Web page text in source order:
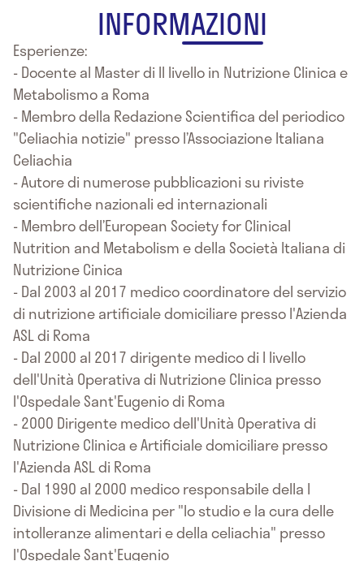
INFORMAZIONI
Esperienze:
- Docente al Master di II livello in Nutrizione Clinica e
Metabolismo a Roma
- Membro della Redazione Scientifica del periodico
"Celiachia notizie" presso l’Associazione Italiana
Celiachia
- Autore di numerose pubblicazioni su riviste
scientifiche nazionali ed internazionali
- Membro dell’European Society for Clinical
Nutrition and Metabolism e della Società Italiana di
Nutrizione Cinica
- Dal 2003 al 2017 medico coordinatore del servizio
di nutrizione artificiale domiciliare presso l'Azienda
ASL di Roma
- Dal 2000 al 2017 dirigente medico di I livello
dell'Unità Operativa di Nutrizione Clinica presso
l'Ospedale Sant'Eugenio di Roma
- 2000 Dirigente medico dell'Unità Operativa di
Nutrizione Clinica e Artificiale domiciliare presso
l'Azienda ASL di Roma
- Dal 1990 al 2000 medico responsabile della I
Divisione di Medicina per "lo studio e la cura delle
intolleranze alimentari e della celiachia" presso
l'Ospedale Sant'Eugenio